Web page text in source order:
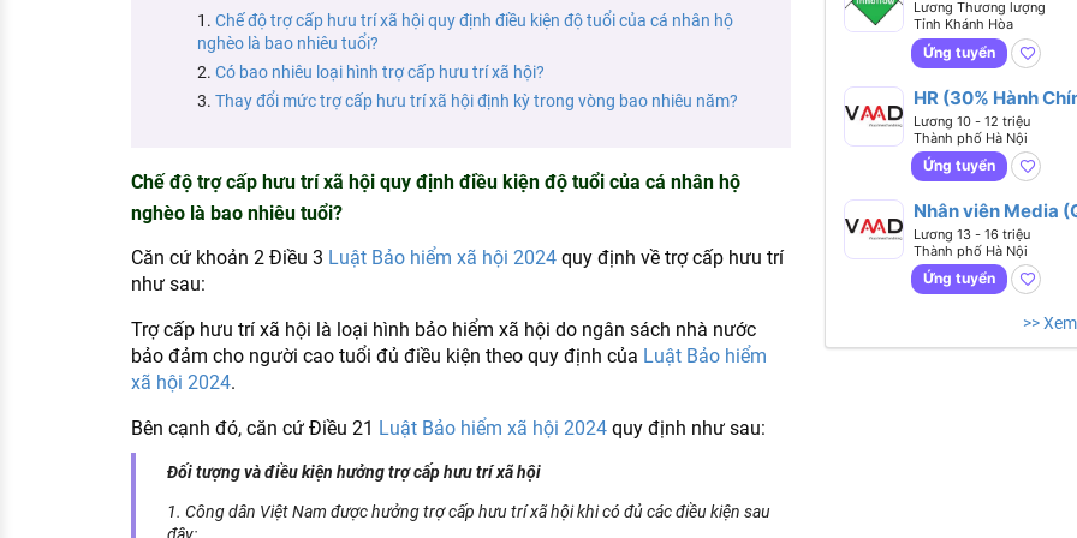
KHÁM PHÁ NGHỀ NGHIỆP
Kỹ năng nghề nghiệp
Đặc trưng từng nghề
Xu hướng việc làm
XÂY DỰNG VÀ PHÁT TRIỂN ĐỘI NGŨ
TUYỂN DỤNG VIỆC LÀM
Chế độ trợ cấp hưu trí xã hội quy định điều kiện độ tuổi của cá nhân hộ
nghèo là bao nhiêu tuổi?
Có bao nhiêu loại hình trợ cấp hưu trí xã hội?
Thay đổi mức trợ cấp hưu trí xã hội định kỳ trong vòng bao nhiêu năm?
Chế độ trợ cấp hưu trí xã hội quy định điều kiện độ tuổi của cá nhân hộ
nghèo là bao nhiêu tuổi?
Căn cứ khoản 2 Điều 3 Luật Bảo hiểm xã hội 2024quy định về trợ cấp hưu trí
như sau:
Trợ cấp hưu trí xã hội là loại hình bảo hiểm xã hội do ngân sách nhà nước
bảo đảm cho người cao tuổi đủ điều kiện theo quy định của Luật Bảo hiểm
xã hội 2024.
Bên cạnh đó, căn cứ Điều 21 Luật Bảo hiểm xã hội 2024quy định như sau:
Đối tượng và điều kiện hưởng trợ cấp hưu trí xã hội
1. Công dân Việt Nam được hưởng trợ cấp hưu trí xã hội khi có đủ các điều kiện sau
Lương Thương lượng
Tỉnh Khánh Hòa
Ứng tuyển
HR (30% Hành
70% Tuyển Dụng)
Lương 10 - 12 triệu
Thành phố Hà Nội
Ứng tuyển
Nhân viên Media
- Dựng)
Lương 13 - 16 triệu
Thành phố Hà Nội
Ứng tuyển
>>